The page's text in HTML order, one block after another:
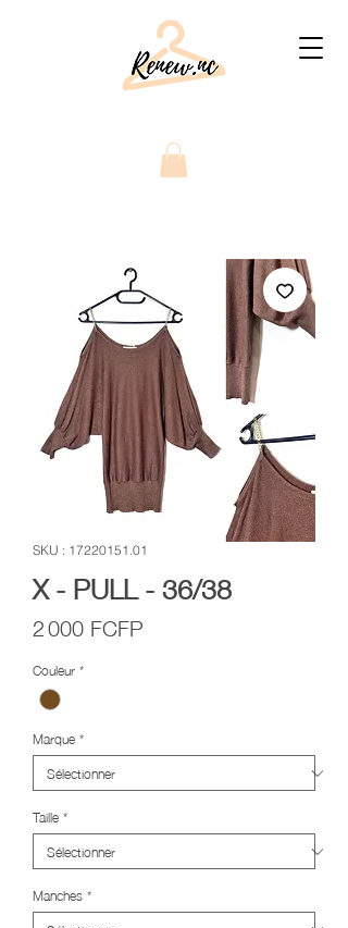
SKU : 17220151.01
X - PULL - 36/38
2 000 FCFP
Couleur*
Marque*
Taille*
Manches*